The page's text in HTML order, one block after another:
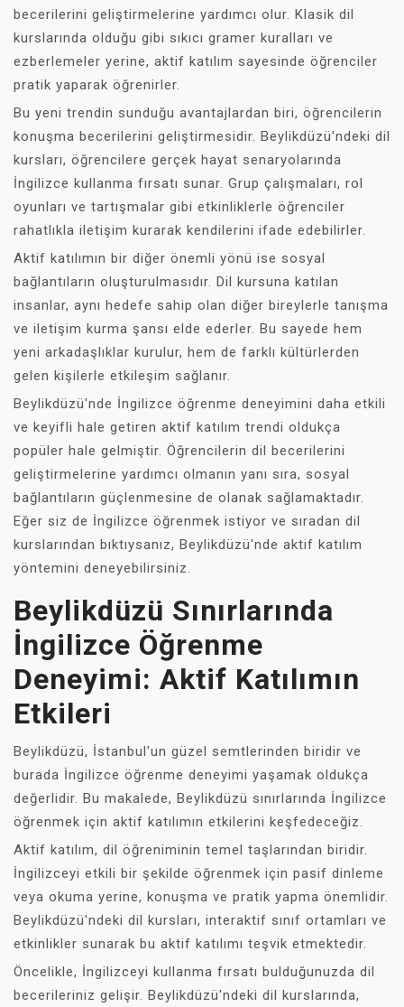
becerilerini geliştirmelerine yardımcı olur. Klasik dil
kurslarında olduğu gibi sıkıcı gramer kuralları ve
ezberlemeler yerine, aktif katılım sayesinde öğrenciler
pratik yaparak öğrenirler.
Bu yeni trendin sunduğu avantajlardan biri, öğrencilerin
konuşma becerilerini geliştirmesidir. Beylikdüzü'ndeki dil
kursları, öğrencilere gerçek hayat senaryolarında
İngilizce kullanma fırsatı sunar. Grup çalışmaları, rol
oyunları ve tartışmalar gibi etkinliklerle öğrenciler
rahatlıkla iletişim kurarak kendilerini ifade edebilirler.
Aktif katılımın bir diğer önemli yönü ise sosyal
bağlantıların oluşturulmasıdır. Dil kursuna katılan
insanlar, aynı hedefe sahip olan diğer bireylerle tanışma
ve iletişim kurma şansı elde ederler. Bu sayede hem
yeni arkadaşlıklar kurulur, hem de farklı kültürlerden
gelen kişilerle etkileşim sağlanır.
Beylikdüzü'nde İngilizce öğrenme deneyimini daha etkili
ve keyifli hale getiren aktif katılım trendi oldukça
popüler hale gelmiştir. Öğrencilerin dil becerilerini
geliştirmelerine yardımcı olmanın yanı sıra, sosyal
bağlantıların güçlenmesine de olanak sağlamaktadır.
Eğer siz de İngilizce öğrenmek istiyor ve sıradan dil
kurslarından bıktıysanız, Beylikdüzü'nde aktif katılım
yöntemini deneyebilirsiniz.
Beylikdüzü Sınırlarında
İngilizce Öğrenme
Deneyimi: Aktif Katılımın
Etkileri
Beylikdüzü, İstanbul'un güzel semtlerinden biridir ve
burada İngilizce öğrenme deneyimi yaşamak oldukça
değerlidir. Bu makalede, Beylikdüzü sınırlarında İngilizce
öğrenmek için aktif katılımın etkilerini keşfedeceğiz.
Aktif katılım, dil öğreniminin temel taşlarından biridir.
İngilizceyi etkili bir şekilde öğrenmek için pasif dinleme
veya okuma yerine, konuşma ve pratik yapma önemlidir.
Beylikdüzü'ndeki dil kursları, interaktif sınıf ortamları ve
etkinlikler sunarak bu aktif katılımı teşvik etmektedir.
Öncelikle, İngilizceyi kullanma fırsatı bulduğunuzda dil
becerileriniz gelişir. Beylikdüzü'ndeki dil kurslarında,